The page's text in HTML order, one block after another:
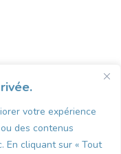
votre expérience
des contenus
En cliquant sur « Tout